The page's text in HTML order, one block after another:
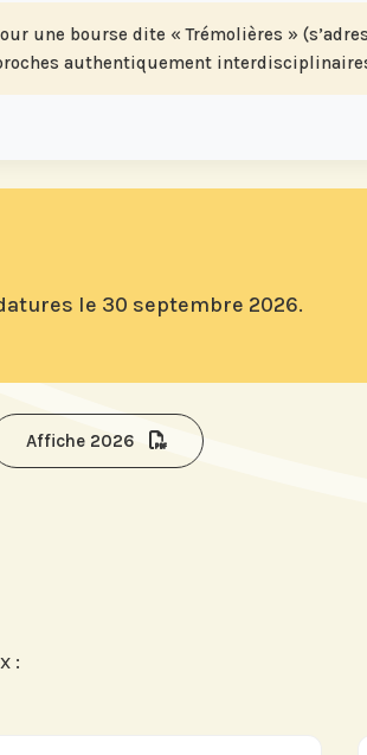
une bourse dite « Trémolières »
authentiquement
le 30 septembre 2026.
Affiche 2026
: